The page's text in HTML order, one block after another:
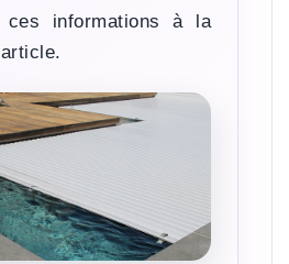
ces informations à la